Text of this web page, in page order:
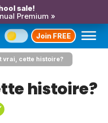
sale!
Premium »
Join FREE
vrai, cette histoire?
histoire?